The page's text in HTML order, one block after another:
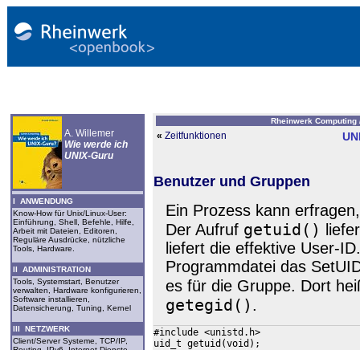
A. Willemer
Wie werde ich
UNIX-Guru
I ANWENDUNG
Know-How für Unix/Linux-User:
Einführung, Shell, Befehle, Hilfe,
Arbeit mit Dateien, Editoren,
Reguläre Ausdrücke, nützliche
Tools, Hardware.
II ADMINISTRATION
Tools, Systemstart, Benutzer
verwalten, Hardware konfigurieren,
Software installieren,
Datensicherung, Tuning, Kernel
III NETZWERK
Client/Server Systeme, TCP/IP,
Rheinwerk Computing
« Zeitfunktionen
Benutzer und Gruppen
Ein Prozess kann
Der Aufruf getuid()
liefert die effektive User-
Programmdatei das
es für die Gruppe. Dort
getegid() .
#include <unistd.h>
uid_t getuid(void);